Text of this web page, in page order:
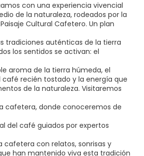
con una experiencia vivencial
de la naturaleza, rodeados por la
Cultural Cafetero. Un plan
tradiciones auténticas de la tierra
los sentidos se activan: el
aroma de la tierra húmeda, el
recién tostado y la energía que
de la naturaleza. Visitaremos
cafetera, donde conoceremos de
del café guiados por expertos
cafetera con relatos, sonrisas y
han mantenido viva esta tradición